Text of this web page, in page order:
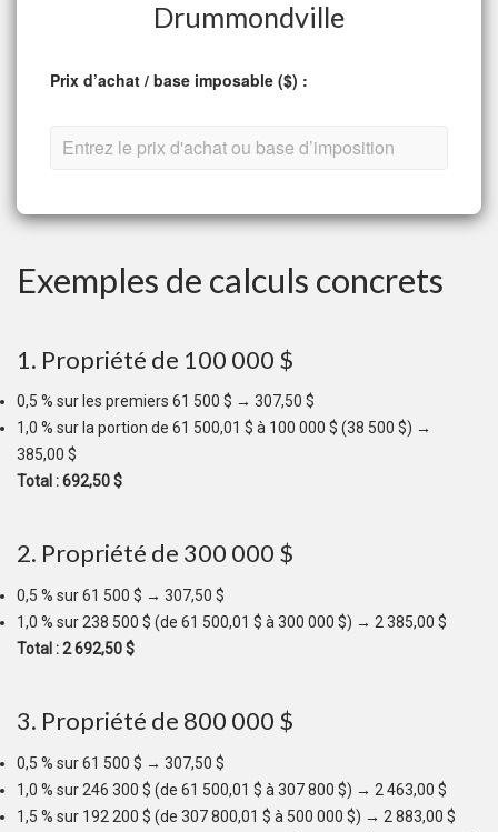
Drummondville
Prix d’achat / base imposable ($) :
Exemples de calculs concrets
1. Propriété de 100 000 $
0,5 % sur les premiers 61 500 $ → 307,50 $
1,0 % sur la portion de 61 500,01 $ à 100 000 $ (38 500 $) →
385,00 $
Total : 692,50 $
2. Propriété de 300 000 $
0,5 % sur 61 500 $ → 307,50 $
1,0 % sur 238 500 $ (de 61 500,01 $ à 300 000 $) → 2 385,00 $
Total : 2 692,50 $
3. Propriété de 800 000 $
0,5 % sur 61 500 $ → 307,50 $
1,0 % sur 246 300 $ (de 61 500,01 $ à 307 800 $) → 2 463,00 $
1,5 % sur 192 200 $ (de 307 800,01 $ à 500 000 $) → 2 883,00 $